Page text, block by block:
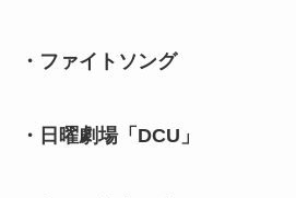
・ファイトソング
・日曜劇場「DCU」